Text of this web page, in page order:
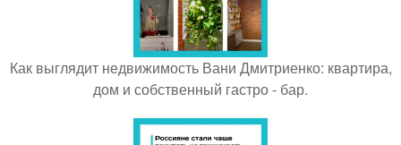
Как выглядит недвижимость Вани Дмитриенко: квартира,
дом и собственный гастро - бар.